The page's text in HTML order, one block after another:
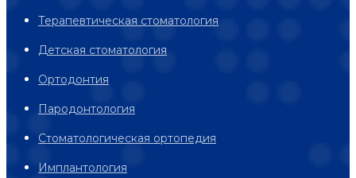
Терапевтическая стоматология
Детская стоматология
Ортодонтия
Пародонтология
Стоматологическая ортопедия
Имплантология